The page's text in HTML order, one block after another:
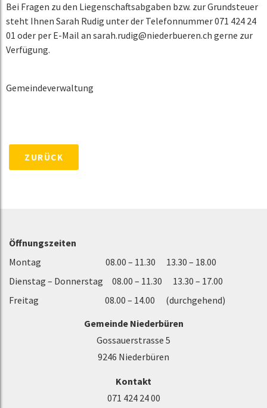
Bei Fragen zu den Liegenschaftsabgaben bzw. zur Grundsteuer
steht Ihnen Sarah Rudig unter der Telefonnummer 071 424 24
01 oder per E-Mail an sarah.rudig@niederbueren.ch gerne zur
Verfügung.
Gemeindeverwaltung
ZURÜCK
Öffnungszeiten
Montag 08.00 – 11.30 13.30 – 18.00
Dienstag – Donnerstag 08.00 – 11.30 13.30 – 17.00
Freitag 08.00 – 14.00 (durchgehend)
Gemeinde Niederbüren
Gossauerstrasse 5
9246 Niederbüren
Kontakt
071 424 24 00